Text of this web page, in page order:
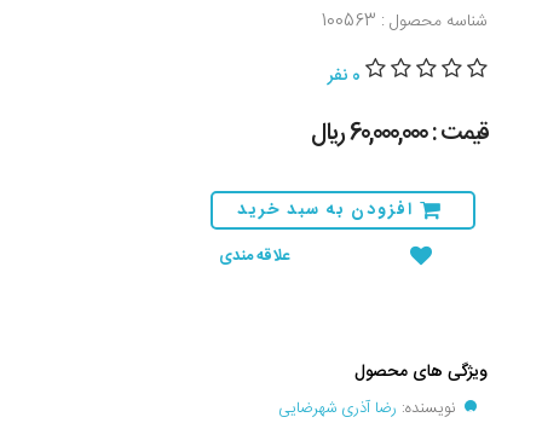
شناسه محصول : 100563
0 نفر
قیمت : 60,000,000 ريال
افزودن به سبد خرید
علاقه مندی
ویژگی های محصول
نویسنده: رضا آذری شهرضایی